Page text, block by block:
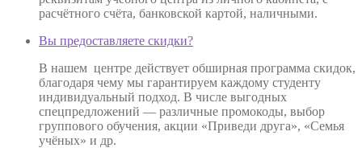
расчётного счёта, банковской картой, наличными.
Вы предоставляете скидки?
В нашем центре действует обширная программа скидок,
благодаря чему мы гарантируем каждому студенту
индивидуальный подход. В числе выгодных
спецпредложений — различные промокоды, выбор
группового обучения, акции «Приведи друга», «Семья
учёных» и др.